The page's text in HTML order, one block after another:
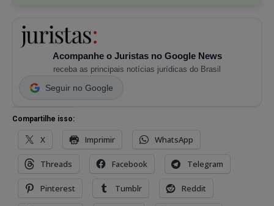
Acompanhe o Juristas no Google News
receba as principais notícias jurídicas do Brasil
Seguir no Google
Compartilhe isso:
X Imprimir WhatsApp
Threads Facebook Telegram
Pinterest Tumblr Reddit